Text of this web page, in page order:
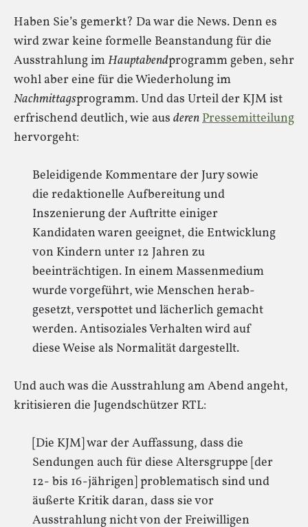
Haben Sie’s gemerkt? Da war die News. Denn es
wird zwar keine formelle Beanstandung für die
Ausstrahlung imHauptabendprogramm geben, sehr
wohl aber eine für die Wiederholung im
Nachmittagsprogramm. Und das Urteil der KJM ist
erfrischend deutlich, wie aus derenPressemitteilung
hervorgeht:
Beleidigende Kommen­tare der Jury sowie
die redaktionelle Aufbereitung und
Inszenierung der Auftritte einiger
Kandidaten waren geeignet, die Entwicklung
von Kindern unter 12 Jah­ren zu
beeinträchtigen. In einem Massenmedium
wurde vorgeführt, wie Menschen herab­
gesetzt, verspottet und lächerlich gemacht
werden. Antisoziales Verhalten wird auf
diese Weise als Normalität dargestellt.
Und auch was die Ausstrahlung am Abend angeht,
kritisieren die Jugendschützer RTL:
[Die KJM] war der Auffassung, dass die
Sendungen auch für diese Altersgruppe [der
12- bis 16-jährigen] problematisch sind und
äußerte Kritik daran, dass sie vor
Ausstrahlung nicht von der Freiwilligen